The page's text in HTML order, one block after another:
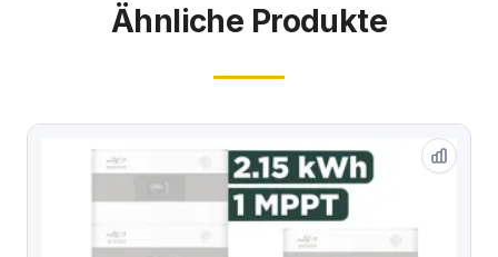
Ähnliche Produkte